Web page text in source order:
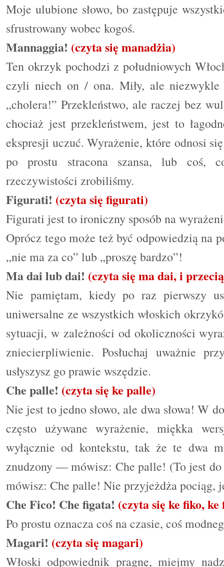
Moje ulubione słowo, bo zastępuje
sfrustrowany wobec kogoś.
Mannaggia! (czyta się manadżia)
Ten okrzyk pochodzi z południowych
czyli niech on / ona. Miły, ale niezwykle
„cholera!” Przekleństwo, ale raczej bez
chociaż jest przekleństwem, jest to
ekspresji uczuć. Wyrażenie, które odnosi
po prostu stracona szansa, lub coś,
rzeczywistości zrobiliśmy.
Figurati! (czyta się figurati)
Figurati jest to ironiczny sposób na
Oprócz tego może też być odpowiedzią na
„nie ma za co” lub „proszę bardzo”!
Ma dai lub dai! (czyta się ma dai, i
Nie pamiętam, kiedy po raz pierwszy
uniwersalne ze wszystkich włoskich
sytuacji, w zależności od okoliczności
zniecierpliwienie. Posłuchaj uważnie
usłyszysz go prawie wszędzie.
Che palle! (czyta się ke palle)
Nie jest to jedno słowo, ale dwa słowa! W
często używane wyrażenie, miękka
wyłącznie od kontekstu, tak że te dwa
znudzony — mówisz: Che palle! (To jest
mówisz: Che palle! Nie przyjeżdża
Che Fico! Che figata! (czyta się ke fiko, ke
Po prostu oznacza coś na czasie, coś
Magari! (czyta się magari)
Włoski odpowiednik pragnę, miejmy